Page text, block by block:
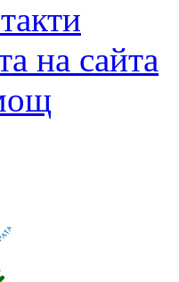
на сайта